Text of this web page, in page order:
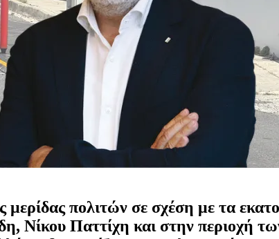
πολιτών σε σχέση με τα
Νίκου Παττίχη και στην περιοχή